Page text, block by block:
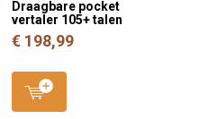
Draagbare pocket
vertaler 105+ talen
€ 198,99